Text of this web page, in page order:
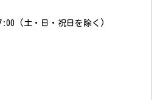
(土・日・祝日を除く)